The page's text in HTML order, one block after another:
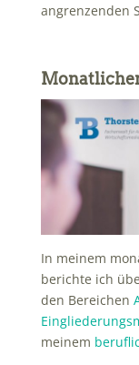
angrenzenden
In meinem
berichte ich
den Bereichen
meinem